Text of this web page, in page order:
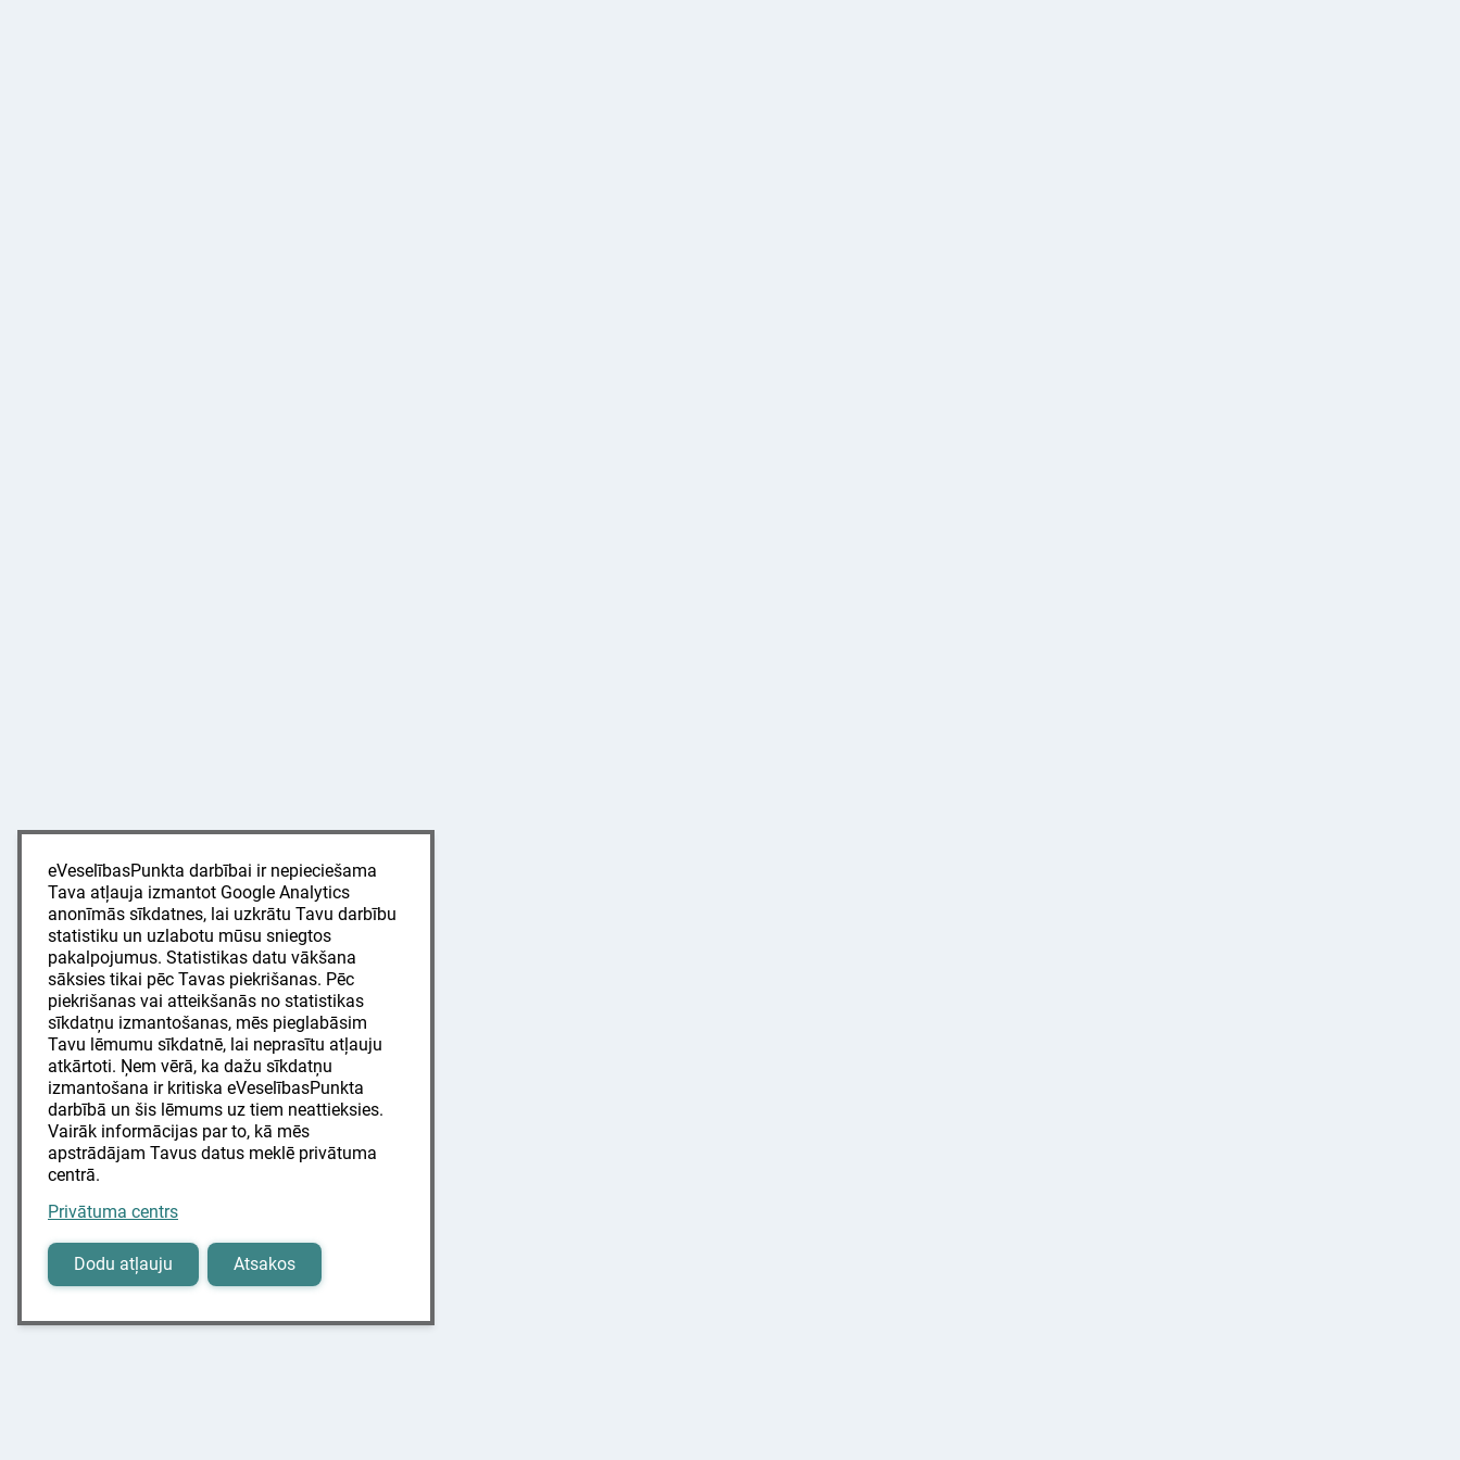
eVeselībasPunkta darbībai ir nepieciešama
Tava atļauja izmantot Google Analytics
anonīmās sīkdatnes, lai uzkrātu Tavu darbību
statistiku un uzlabotu mūsu sniegtos
pakalpojumus. Statistikas datu vākšana
sāksies tikai pēc Tavas piekrišanas. Pēc
piekrišanas vai atteikšanās no statistikas
sīkdatņu izmantošanas, mēs pieglabāsim
Tavu lēmumu sīkdatnē, lai neprasītu atļauju
atkārtoti. Ņem vērā, ka dažu sīkdatņu
izmantošana ir kritiska eVeselībasPunkta
darbībā un šis lēmums uz tiem neattieksies.
Vairāk informācijas par to, kā mēs
apstrādājam Tavus datus meklē privātuma
centrā.
Privātuma centrs
Dodu atļauju Atsakos